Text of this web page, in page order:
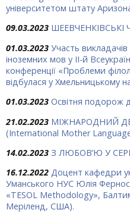
університетом штату
09.03.2023 ШЕЕВЧЕНКІВСЬКІ
01.03.2023 Участь
іноземних мов у ІІ-й
конференції «Проблеми
відбулася у Хмельницькому
01.03.2023 Освітня подорож
21.02.2023 МІЖНАРОДНИЙ
(International Mother
14.02.2023 З ЛЮБОВ’Ю У
16.12.2022 Доцент кафедри
Уманського НУС Юлія
«TESOL Methodology»,
Меріленд, США).